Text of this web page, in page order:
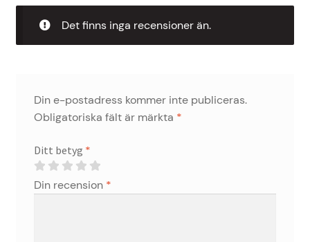
Det finns inga recensioner än.
Din e-postadress kommer inte publiceras.
Obligatoriska fält är märkta *
Ditt betyg *
Din recension *